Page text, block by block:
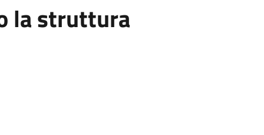
la struttura